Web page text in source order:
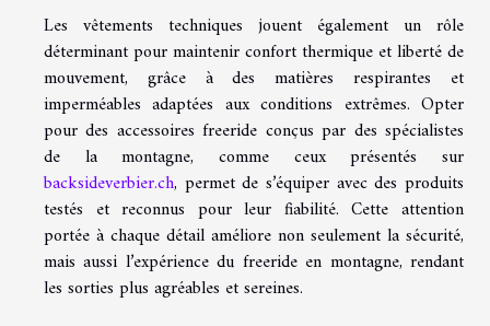
Les vêtements techniques jouent également un rôle
déterminant pour maintenir confort thermique et liberté de
mouvement, grâce à des matières respirantes et
imperméables adaptées aux conditions extrêmes. Opter
pour des accessoires freeride conçus par des spécialistes
de la montagne, comme ceux présentés sur
backsideverbier.ch, permet de s’équiper avec des produits
testés et reconnus pour leur fiabilité. Cette attention
portée à chaque détail améliore non seulement la sécurité,
mais aussi l’expérience du freeride en montagne, rendant
les sorties plus agréables et sereines.